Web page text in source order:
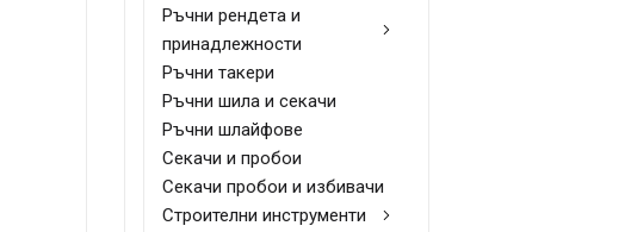
Ръчни рендета и
принадлежности
Ръчни такери
Ръчни шила и секачи
Ръчни шлайфове
Секачи и пробои
Секачи пробои и избивачи
Строителни инструменти